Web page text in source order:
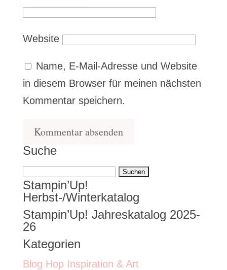
Website
Name, E-Mail-Adresse und Website
in diesem Browser für meinen nächsten
Kommentar speichern.
Suche
Suchen
nach:
Stampin’Up!
Herbst-/Winterkatalog
Stampin’Up! Jahreskatalog 2025-
26
Kategorien
Blog Hop Inspiration & Art